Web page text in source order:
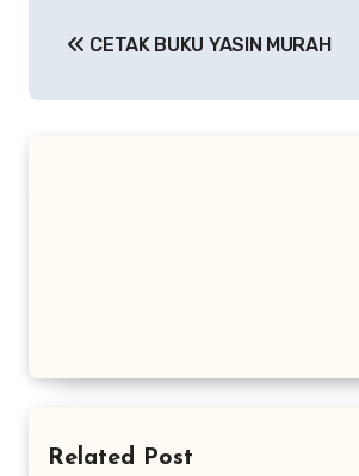
pos CETAK BUKU YASIN MURAH
Related Post